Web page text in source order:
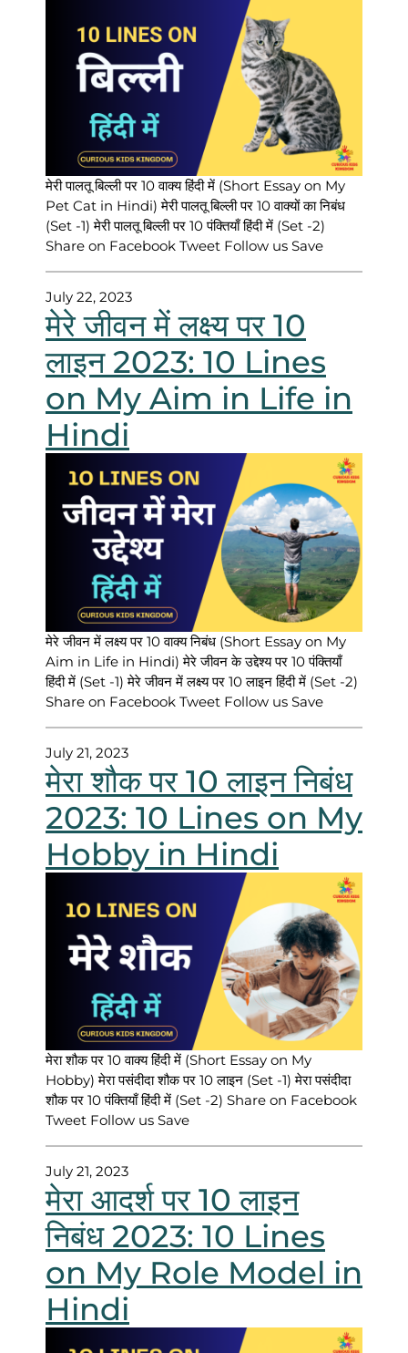
मेरी पालतू बिल्ली पर 10 वाक्य हिंदी में (Short Essay on My
Pet Cat in Hindi) मेरी पालतू बिल्ली पर 10 वाक्यों का निबंध
(Set -1) मेरी पालतू बिल्ली पर 10 पंक्तियाँ हिंदी में (Set -2)
Share on Facebook Tweet Follow us Save
July 22, 2023
मेरे जीवन में लक्ष्य पर 10
लाइन 2023: 10 Lines
on My Aim in Life in
Hindi
मेरे जीवन में लक्ष्य पर 10 वाक्य निबंध (Short Essay on My
Aim in Life in Hindi) मेरे जीवन के उद्देश्य पर 10 पंक्तियाँ
हिंदी में (Set -1) मेरे जीवन में लक्ष्य पर 10 लाइन हिंदी में (Set -2)
Share on Facebook Tweet Follow us Save
July 21, 2023
मेरा शौक पर 10 लाइन निबंध
2023: 10 Lines on My
Hobby in Hindi
मेरा शौक पर 10 वाक्य हिंदी में (Short Essay on My
Hobby) मेरा पसंदीदा शौक पर 10 लाइन (Set -1) मेरा पसंदीदा
शौक पर 10 पंक्तियाँ हिंदी में (Set -2) Share on Facebook
Tweet Follow us Save
July 21, 2023
मेरा आदर्श पर 10 लाइन
निबंध 2023: 10 Lines
on My Role Model in
Hindi